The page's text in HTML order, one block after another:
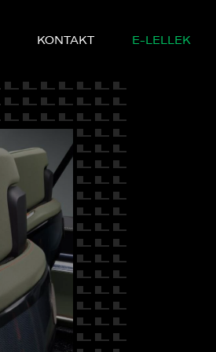
KONTAKT E-LELLEK